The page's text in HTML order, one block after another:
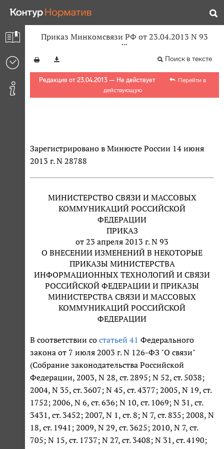
Приказ Минкомсвязи РФ от 23.04.2013 N 93
Поиск в тексте
Редакция от 23.04.2013 — Не действует
Перейти в
действующую
Зарегистрировано в Минюсте России 14 июня
2013 г. N 28788
МИНИСТЕРСТВО СВЯЗИ И МАССОВЫХ
КОММУНИКАЦИЙ РОССИЙСКОЙ
ФЕДЕРАЦИИ
ПРИКАЗ
от 23 апреля 2013 г. N 93
О ВНЕСЕНИИ ИЗМЕНЕНИЙ В НЕКОТОРЫЕ
ПРИКАЗЫ МИНИСТЕРСТВА
ИНФОРМАЦИОННЫХ ТЕХНОЛОГИЙ И СВЯЗИ
РОССИЙСКОЙ ФЕДЕРАЦИИ И ПРИКАЗЫ
МИНИСТЕРСТВА СВЯЗИ И МАССОВЫХ
КОММУНИКАЦИЙ РОССИЙСКОЙ
ФЕДЕРАЦИИ
В соответствии со статьей 41 Федерального
закона от 7 июля 2003 г. N 126-ФЗ "О связи"
(Собрание законодательства Российской
Федерации, 2003, N 28, ст. 2895; N 52, ст. 5038;
2004, N 35, ст. 3607; N 45, ст. 4377; 2005, N 19, ст.
1752; 2006, N 6, ст. 636; N 10, ст. 1069; N 31, ст.
3431, ст. 3452; 2007, N 1, ст. 8; N 7, ст. 835; 2008, N
18, ст. 1941; 2009, N 29, ст. 3625; 2010, N 7, ст.
705; N 15, ст. 1737; N 27, ст. 3408; N 31, ст. 4190;